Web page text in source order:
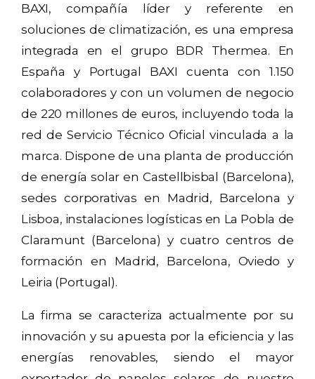
BAXI, compañía líder y referente en
soluciones de climatización, es una empresa
integrada en el grupo BDR Thermea. En
España y Portugal BAXI cuenta con 1.150
colaboradores y con un volumen de negocio
de 220 millones de euros, incluyendo toda la
red de Servicio Técnico Oficial vinculada a la
marca. Dispone de una planta de producción
de energía solar en Castellbisbal (Barcelona),
sedes corporativas en Madrid, Barcelona y
Lisboa, instalaciones logísticas en La Pobla de
Claramunt (Barcelona) y cuatro centros de
formación en Madrid, Barcelona, Oviedo y
Leiria (Portugal).
La firma se caracteriza actualmente por su
innovación y su apuesta por la eficiencia y las
energías renovables, siendo el mayor